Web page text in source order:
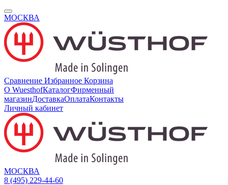
МОСКВА
Сравнение Избранное Корзина
О WuesthofКаталогФирменный
магазинДоставкаОплатаКонтакты
Личный кабинет
МОСКВА
8 (495) 229-44-60